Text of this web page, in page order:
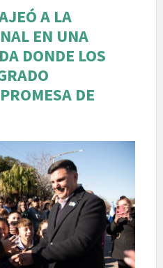
A LA
EN UNA
DONDE LOS
DE